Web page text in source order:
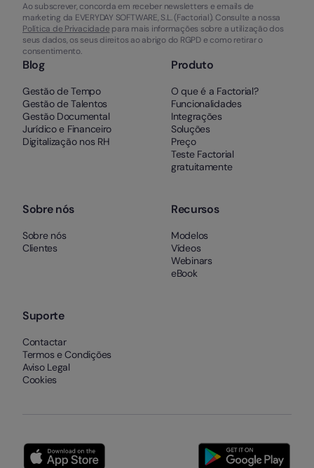
Ao subscrever, concorda em receber newsletters e emails de
marketing da EVERYDAY SOFTWARE, S.L. (Factorial). Consulte a nossa
Política de Privacidade para mais informações sobre a utilização dos
seus dados, os seus direitos ao abrigo do RGPD e como retirar o
consentimento.
Blog
Gestão de Tempo
Gestão de Talentos
Gestão Documental
Jurídico e Financeiro
Digitalização nos RH
Produto
O que é a Factorial?
Funcionalidades
Integrações
Soluções
Preço
Teste Factorial
gratuitamente
Sobre nós
Sobre nós
Clientes
Recursos
Modelos
Vídeos
Webinars
eBook
Suporte
Contactar
Termos e Condições
Aviso Legal
Cookies